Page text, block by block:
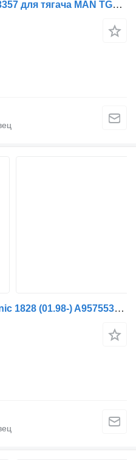
Гидроцилиндр Weber 1023357 для тягача MAN TGX Euro 6
Гидроцилиндр Weber Econic 1828 (01.98-) A9575530005 для грузовика Mercedes-Benz Econic (1998-2014)